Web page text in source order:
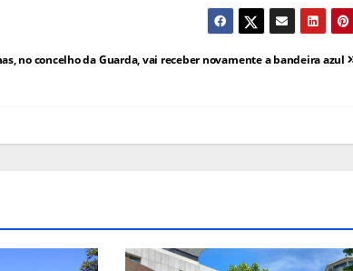
no concelho da Guarda, vai receber novamente a bandeira azul